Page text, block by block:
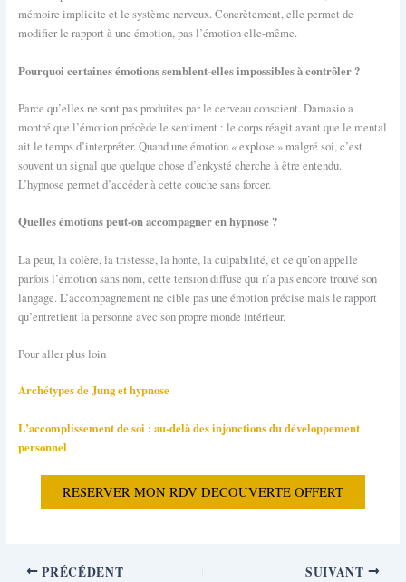
mémoire implicite et le système nerveux. Concrètement, elle permet de
modifier le rapport à une émotion, pas l’émotion elle-même.
Pourquoi certaines émotions semblent-elles impossibles à contrôler ?
Parce qu’elles ne sont pas produites par le cerveau conscient. Damasio a
montré que l’émotion précède le sentiment : le corps réagit avant que le mental
ait le temps d’interpréter. Quand une émotion « explose » malgré soi, c’est
souvent un signal que quelque chose d’enkysté cherche à être entendu.
L’hypnose permet d’accéder à cette couche sans forcer.
Quelles émotions peut-on accompagner en hypnose ?
La peur, la colère, la tristesse, la honte, la culpabilité, et ce qu’on appelle
parfois l’émotion sans nom, cette tension diffuse qui n’a pas encore trouvé son
langage. L’accompagnement ne cible pas une émotion précise mais le rapport
qu’entretient la personne avec son propre monde intérieur.
Pour aller plus loin
Archétypes de Jung et hypnose
L’accomplissement de soi : au-delà des injonctions du développement
personnel
RESERVER MON RDV DECOUVERTE OFFERT
PRÉCÉDENT SUIVANT